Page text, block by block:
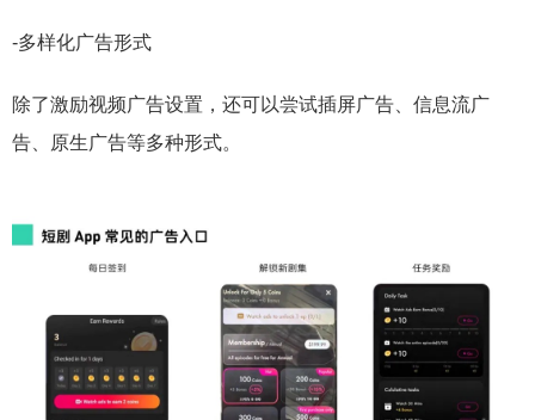
-多样化广告形式
除了激励视频广告设置，还可以尝试插屏广告、信息流广
告、原生广告等多种形式。